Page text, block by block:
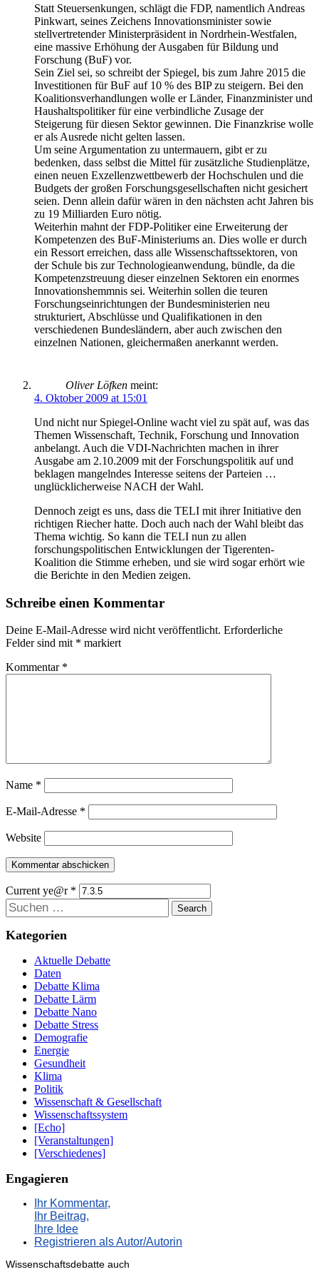
Statt Steuersenkungen, schlägt die FDP, namentlich Andreas
Pinkwart, seines Zeichens Innovationsminister sowie
stellvertretender Ministerpräsident in Nordrhein-Westfalen,
eine massive Erhöhung der Ausgaben für Bildung und
Forschung (BuF) vor.
Sein Ziel sei, so schreibt der Spiegel, bis zum Jahre 2015 die
Investitionen für BuF auf 10 % des BIP zu steigern. Bei den
Koalitionsverhandlungen wolle er Länder, Finanzminister und
Haushaltspolitiker für eine verbindliche Zusage der
Steigerung für diesen Sektor gewinnen. Die Finanzkrise wolle
er als Ausrede nicht gelten lassen.
Um seine Argumentation zu untermauern, gibt er zu
bedenken, dass selbst die Mittel für zusätzliche Studienplätze,
einen neuen Exzellenzwettbewerb der Hochschulen und die
Budgets der großen Forschungsgesellschaften nicht gesichert
seien. Denn allein dafür wären in den nächsten acht Jahren bis
zu 19 Milliarden Euro nötig.
Weiterhin mahnt der FDP-Politiker eine Erweiterung der
Kompetenzen des BuF-Ministeriums an. Dies wolle er durch
ein Ressort erreichen, dass alle Wissenschaftssektoren, von
der Schule bis zur Technologieanwendung, bündle, da die
Kompetenzstreuung dieser einzelnen Sektoren ein enormes
Innovationshemmnis sei. Weiterhin sollen die teuren
Forschungseinrichtungen der Bundesministerien neu
strukturiert, Abschlüsse und Qualifikationen in den
verschiedenen Bundesländern, aber auch zwischen den
einzelnen Nationen, gleichermaßen anerkannt werden.
Oliver Löfken meint:
4. Oktober 2009 at 15:01
Und nicht nur Spiegel-Online wacht viel zu spät auf, was das
Themen Wissenschaft, Technik, Forschung und Innovation
anbelangt. Auch die VDI-Nachrichten machen in ihrer
Ausgabe am 2.10.2009 mit der Forschungspolitik auf und
beklagen mangelndes Interesse seitens der Parteien …
unglücklicherweise NACH der Wahl.
Dennoch zeigt es uns, dass die TELI mit ihrer Initiative den
richtigen Riecher hatte. Doch auch nach der Wahl bleibt das
Thema wichtig. So kann die TELI nun zu allen
forschungspolitischen Entwicklungen der Tigerenten-
Koalition die Stimme erheben, und sie wird sogar erhört wie
die Berichte in den Medien zeigen.
Schreibe einen Kommentar
Deine E-Mail-Adresse wird nicht veröffentlicht. Erforderliche
Felder sind mit * markiert
Kommentar *
Name *
E-Mail-Adresse *
Website
Current ye@r *
Suchen
Kategorien
Aktuelle Debatte
Daten
Debatte Klima
Debatte Lärm
Debatte Nano
Debatte Stress
Demografie
Energie
Gesundheit
Klima
Politik
Wissenschaft & Gesellschaft
Wissenschaftssystem
[Echo]
[Veranstaltungen]
[Verschiedenes]
Engagieren
Ihr Kommentar,
Ihr Beitrag,
Ihre Idee
Registrieren als Autor/Autorin
Wissenschaftsdebatte auch